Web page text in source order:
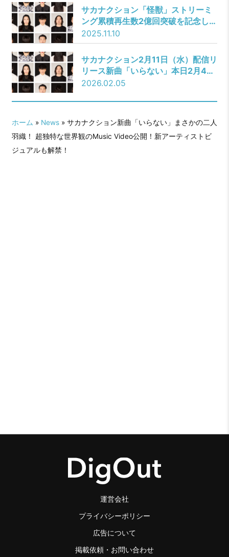
サカナクション「怪獣」ストリーミ
ング累積再生数2億回突破を記念して
サカナクション / 怪獣 from
「SAKANAQUARIUM 2025 “怪
獣”」を期間限定公開！！
2025.11.10
サカナクション2月11日（水）配信リ
リース新曲「いらない」本日2月4日
（水）より、TikTokにて「いらない
に！動画応募企画『山口一郎に見せ
もスタート！
2026.02.05
ホーム » News» サカナクション新曲「いらない」まさかの二人
羽織！ 超独特な世界観のMusic Video公開！新アーティストビ
ジュアルも解禁！
運営会社
プライバシーポリシー
広告について
掲載依頼・お問い合わせ